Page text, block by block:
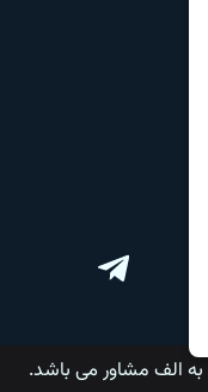
الف مشاور می باشد.